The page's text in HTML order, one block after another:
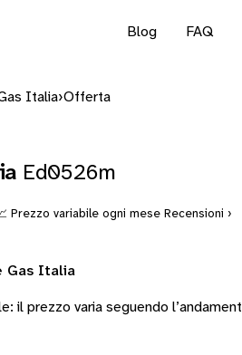
Blog FAQ
Italia›Offerta
Ed0526m
Prezzo variabile ogni mese Recensioni ›
Gas Italia
il prezzo varia seguendo